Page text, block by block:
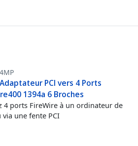
PCI vers 4 Ports
1394a 6 Broches
4 ports FireWire à un ordinateur de
via une fente PCI